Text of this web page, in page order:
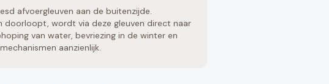
afvoergleuven aan de buitenzijde.
doorloopt, wordt via deze gleuven direct naar
van water, bevriezing in de winter en
aanzienlijk.